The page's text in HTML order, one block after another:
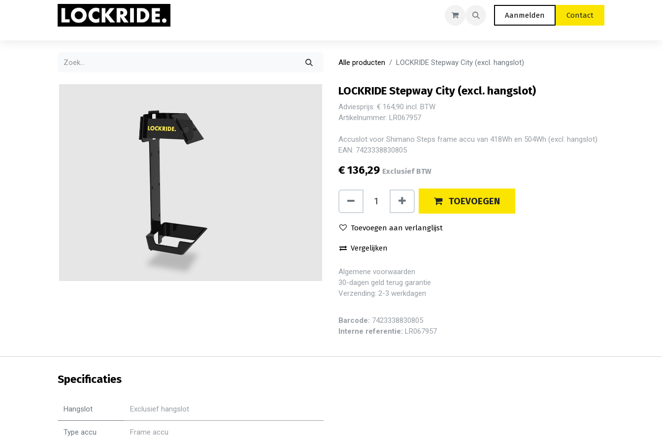
Aanmelden Contact
Alle producten LOCKRIDE Stepway City (excl. hangslot)
LOCKRIDE Stepway City (excl. hangslot)
Adviesprijs: € 164,90 incl. BTW
Artikelnummer: LR067957
Accuslot voor Shimano Steps frame accu van 418Wh en 504Wh (excl. hangslot)
EAN: 7423338830805
€136,29 Exclusief BTW
TOEVOEGEN
Toevoegen aan verlanglijst
Vergelijken
Algemene voorwaarden
30-dagen geld terug garantie
Verzending: 2-3 werkdagen
Barcode: 7423338830805
Interne referentie: LR067957
Specificaties
Hangslot Exclusief hangslot
Type accu Frame accu